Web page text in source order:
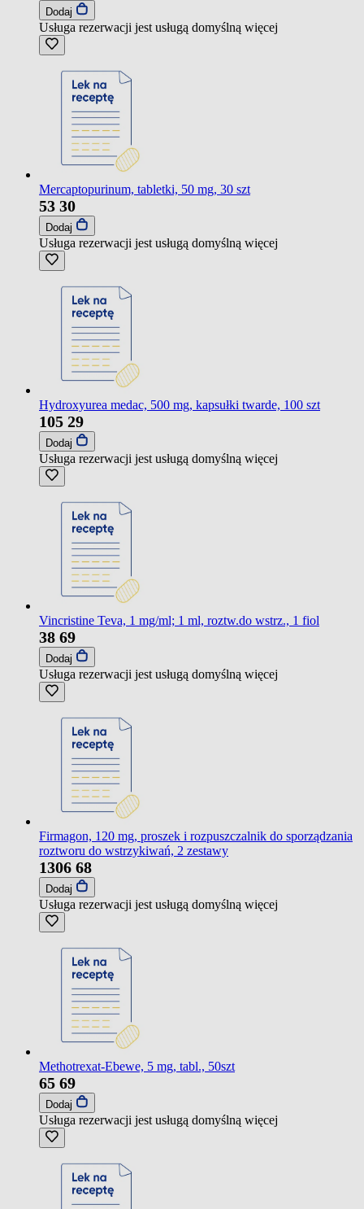
Dodaj
Usługa rezerwacji jest usługą domyślną więcej
Mercaptopurinum, tabletki, 50 mg, 30 szt
53 30
Dodaj
Usługa rezerwacji jest usługą domyślną więcej
Hydroxyurea medac, 500 mg, kapsułki twarde, 100 szt
105 29
Dodaj
Usługa rezerwacji jest usługą domyślną więcej
Vincristine Teva, 1 mg/ml; 1 ml, roztw.do wstrz., 1 fiol
38 69
Dodaj
Usługa rezerwacji jest usługą domyślną więcej
Firmagon, 120 mg, proszek i rozpuszczalnik do sporządzania
roztworu do wstrzykiwań, 2 zestawy
1306 68
Dodaj
Usługa rezerwacji jest usługą domyślną więcej
Methotrexat-Ebewe, 5 mg, tabl., 50szt
65 69
Dodaj
Usługa rezerwacji jest usługą domyślną więcej